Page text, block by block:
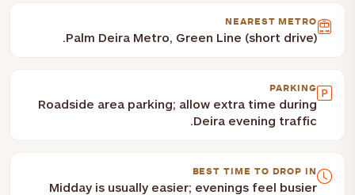
NEAREST METRO
Palm Deira Metro, Green Line (short drive).
PARKING
Roadside area parking; allow extra time during
Deira evening traffic.
BEST TIME TO DROP IN
Midday is usually easier; evenings feel busier